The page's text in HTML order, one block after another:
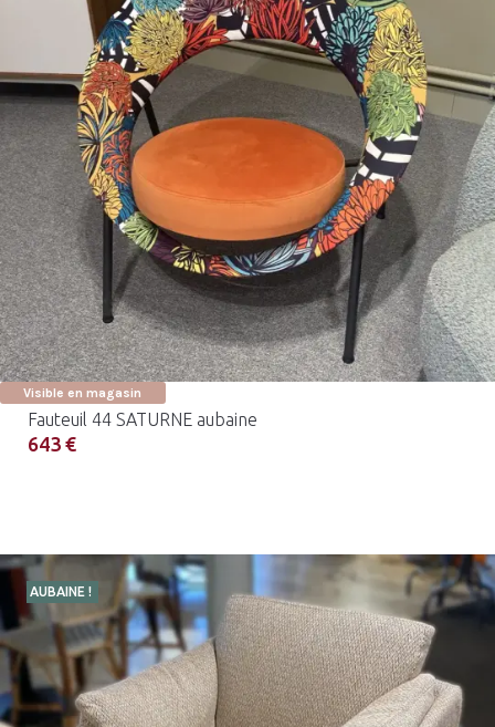
Visible en magasin
Fauteuil 44 SATURNE aubaine
643 €
AUBAINE !